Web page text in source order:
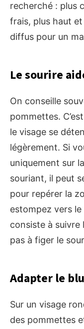
recherché : plus
frais, plus haut
diffus pour un
Le sourire
On conseille
pommettes.
le visage se
légèrement. Si
uniquement sur
souriant, il peut
pour repérer la
estompez vers le
consiste à suivre
pas à figer le
Adapter le
Sur un visage
des pommettes